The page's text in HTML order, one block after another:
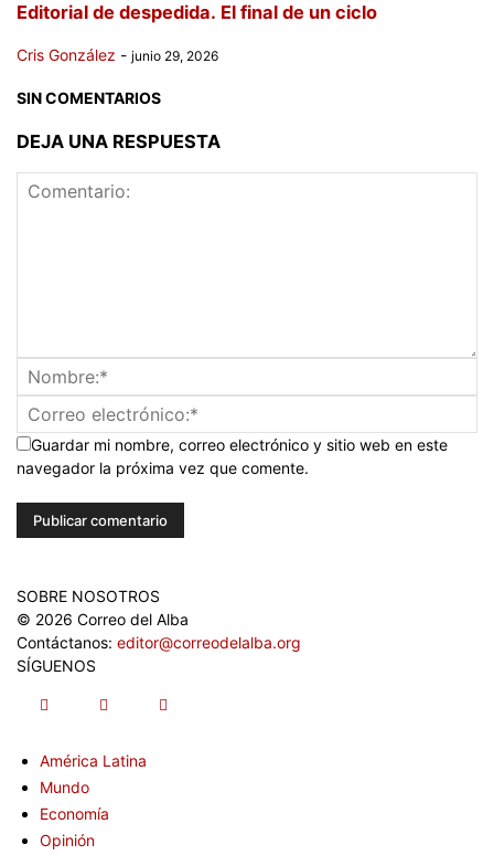
Editorial de despedida. El final de un ciclo
Cris González - junio 29, 2026
SIN COMENTARIOS
DEJA UNA RESPUESTA
Guardar mi nombre, correo electrónico y sitio web en este
navegador la próxima vez que comente.
SOBRE NOSOTROS
© 2026 Correo del Alba
Contáctanos: editor@correodelalba.org
SÍGUENOS
América Latina
Mundo
Economía
Opinión